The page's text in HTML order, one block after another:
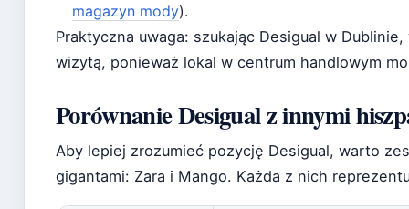
magazyn mody).
Praktyczna uwaga: szukając Desigual w
wizytą, ponieważ lokal w centrum handlowym
Porównanie Desigual z innymi
Aby lepiej zrozumieć pozycję Desigual, warto
gigantami: Zara i Mango. Każda z nich